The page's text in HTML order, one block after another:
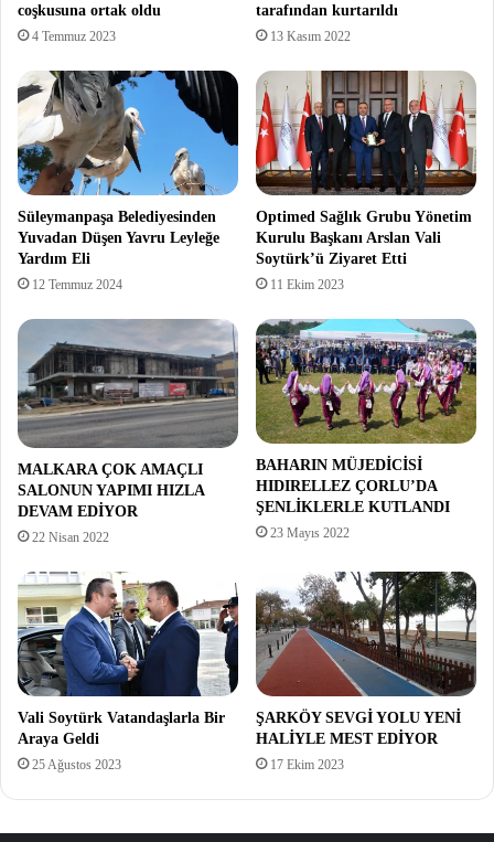
coşkusuna ortak oldu
4 Temmuz 2023
tarafından kurtarıldı
13 Kasım 2022
Süleymanpaşa Belediyesinden
Yuvadan Düşen Yavru Leyleğe
Yardım Eli
12 Temmuz 2024
Optimed Sağlık Grubu Yönetim
Kurulu Başkanı Arslan Vali
Soytürk’ü Ziyaret Etti
11 Ekim 2023
MALKARA ÇOK AMAÇLI
SALONUN YAPIMI HIZLA
DEVAM EDİYOR
22 Nisan 2022
BAHARIN MÜJEDİCİSİ
HIDIRELLEZ ÇORLU’DA
ŞENLİKLERLE KUTLANDI
23 Mayıs 2022
Vali Soytürk Vatandaşlarla Bir
Araya Geldi
25 Ağustos 2023
ŞARKÖY SEVGİ YOLU YENİ
HALİYLE MEST EDİYOR
17 Ekim 2023